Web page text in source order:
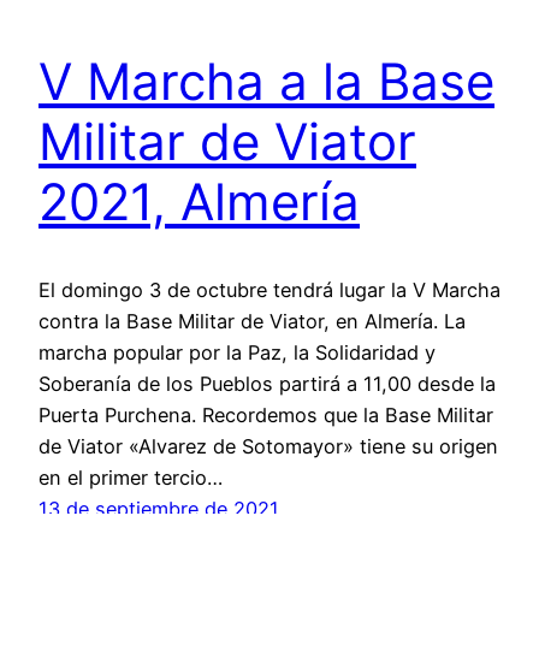
V Marcha a la Base
Militar de Viator
2021, Almería
El domingo 3 de octubre tendrá lugar la V Marcha
contra la Base Militar de Viator, en Almería. La
marcha popular por la Paz, la Solidaridad y
Soberanía de los Pueblos partirá a 11,00 desde la
Puerta Purchena. Recordemos que la Base Militar
de Viator «Alvarez de Sotomayor» tiene su origen
en el primer tercio…
13 de septiembre de 2021